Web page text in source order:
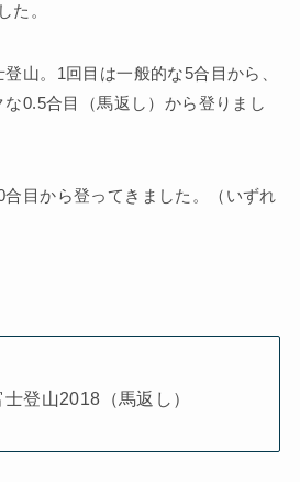
た。
山。1回目は一般的な5合目から、
0.5合目（馬返し）から登りまし
目から登ってきました。（いずれ
士登山2018（馬返し）